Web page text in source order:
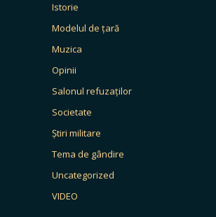
Istorie
Modelul de țară
Muzica
Opinii
Salonul refuzaților
Societate
Știri militare
Tema de gândire
Uncategorized
VIDEO